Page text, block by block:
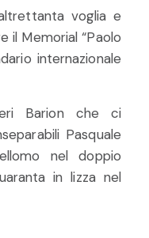
voglia e
il Memorial “Paolo
internazionale
Barion che ci
Pasquale
nel doppio
in lizza nel